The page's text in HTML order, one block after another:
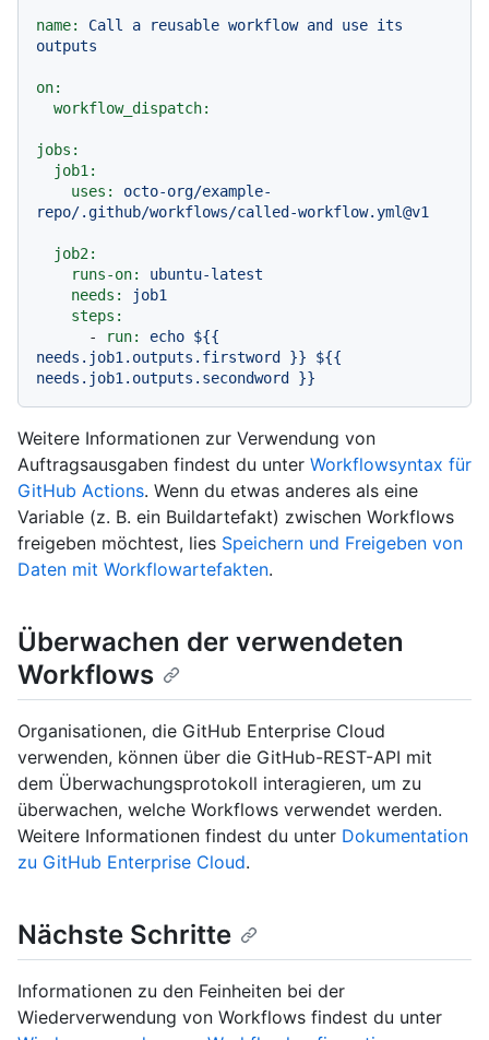
name: Call a reusable workflow and use its
outputs
on:
workflow_dispatch:
jobs:
job1:
uses:
octo-org/example-
repo/.github/workflows/called-workflow.yml@v1
job2:
runs-on:
ubuntu-latest
needs:
job1
steps:
-
run: echo ${{
needs.job1.outputs.firstword }}
${{
needs.job1.outputs.secondword }}
Weitere Informationen zur Verwendung von
Auftragsausgaben findest du unter Workflowsyntax für
GitHub Actions. Wenn du etwas anderes als eine
Variable (z. B. ein Buildartefakt) zwischen Workflows
freigeben möchtest, lies Speichern und Freigeben von
Daten mit Workflowartefakten.
Überwachen der verwendeten
Workflows
Organisationen, die GitHub Enterprise Cloud
verwenden, können über die GitHub-REST-API mit
dem Überwachungsprotokoll interagieren, um zu
überwachen, welche Workflows verwendet werden.
Weitere Informationen findest du unter Dokumentation
zu GitHub Enterprise Cloud.
Nächste Schritte
Informationen zu den Feinheiten bei der
Wiederverwendung von Workflows findest du unter